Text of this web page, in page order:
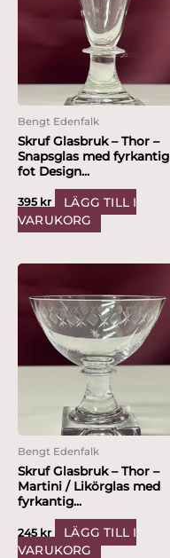
Bengt Edenfalk
Skruf Glasbruk – Thor –
Snapsglas med fyrkantig
fot Design...
395 kr
LÄGG TILL I
VARUKORG
Bengt Edenfalk
Skruf Glasbruk – Thor –
Martini / Likörglas med
fyrkantig...
245 kr
LÄGG TILL I
VARUKORG